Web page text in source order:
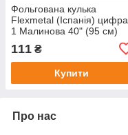
Фольгована кулька
Flexmetal (Іспанія) цифра
1 Малинова 40" (95 см)
111 ₴
Купити
Про нас